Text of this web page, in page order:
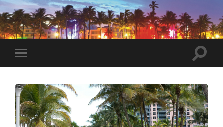
VeryBadTripInMiami
Toggle
mobile
Toggle